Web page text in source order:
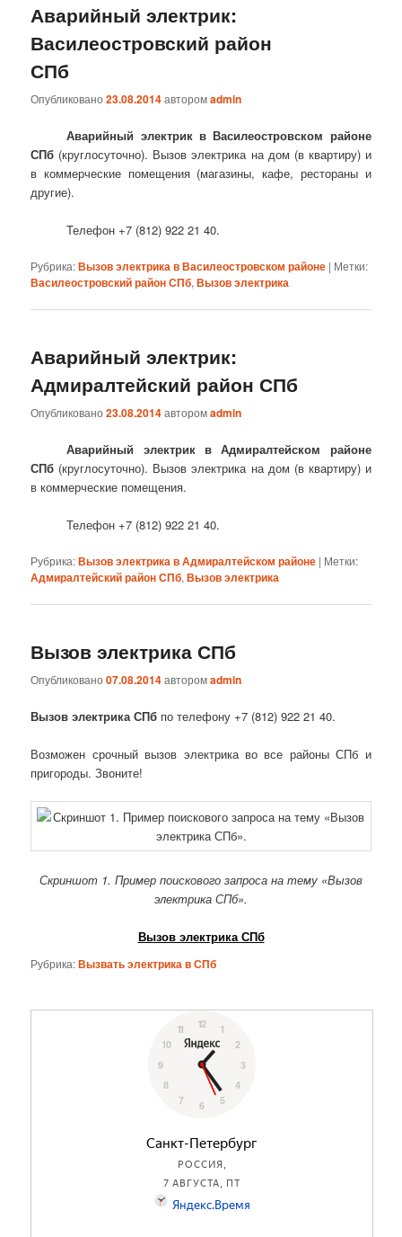
Аварийный электрик:
Василеостровский район
СПб
Опубликовано23.08.2014авторомadmin
Аварийный электрик в Василеостровском районе
СПб (круглосуточно). Вызов электрика на дом (в квартиру) и
в коммерческие помещения (магазины, кафе, рестораны и
другие).
Телефон +7 (812) 922 21 40.
Рубрика:Вызов электрика в Василеостровском районе | Метки:
Василеостровский район СПб,Вызов электрика
Аварийный электрик:
Адмиралтейский район СПб
Опубликовано23.08.2014авторомadmin
Аварийный электрик в Адмиралтейском районе
СПб (круглосуточно). Вызов электрика на дом (в квартиру) и
в коммерческие помещения.
Телефон +7 (812) 922 21 40.
Рубрика:Вызов электрика в Адмиралтейском районе | Метки:
Адмиралтейский район СПб,Вызов электрика
Вызов электрика СПб
Опубликовано07.08.2014авторомadmin
Вызов электрика СПб по телефону +7 (812) 922 21 40.
Возможен срочный вызов электрика во все районы СПб и
пригороды. Звоните!
Скриншот 1. Пример поискового запроса на тему «Вызов
электрика СПб».
Вызов электрика СПб
Рубрика:Вызвать электрика в СПб